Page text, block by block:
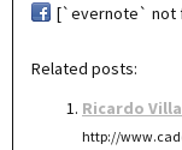
[`evernote` not
Related posts:
Ricardo
http://